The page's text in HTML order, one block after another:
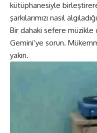
kütüphanesiyle
şarkılarımızı nasıl
Bir dahaki sefere müzikle
Gemini’ye sorun.
yakın.